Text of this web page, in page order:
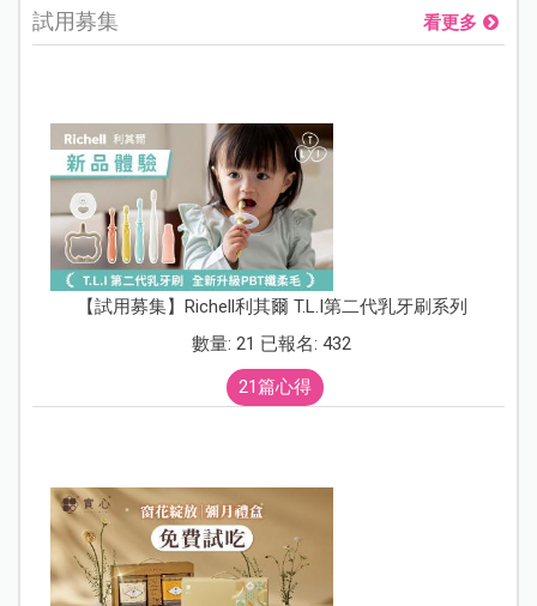
試用募集 看更多
【試用募集】Richell利其爾 T.L.I第二代乳牙刷系列
數量: 21 已報名: 432
21篇心得